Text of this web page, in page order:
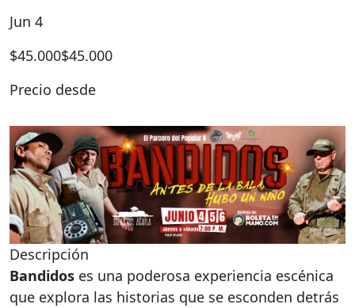
Jun 4
$45.000$45.000
Precio desde
Descripción
Bandidos es una poderosa experiencia escénica
que explora las historias que se esconden detrás